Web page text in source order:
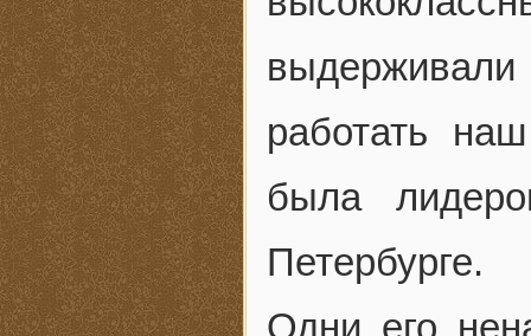
работать
была
Петербурге.
Одни его